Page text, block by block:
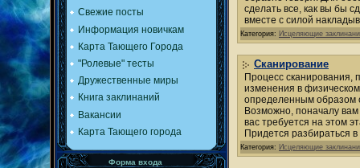
Свежие посты
Информация новичкам
Карта Тающего Города
"Ролевые" тесты
Дружественные миры
Книга заклинаний
Вакансии
Карта Тающего города
Форма входа
сделать все, как вы бы
вместе с силой
Категория: Исцеляющие
Сканирование
Процесс сканирования,
изменения в
определенным образом
Возможно, поначалу вам
вас требуется на этом
Придется разбираться
Категория: Исцеляющие